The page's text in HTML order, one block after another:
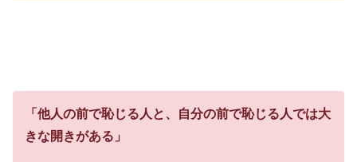
「他人の前で恥じる人と、自分の前で恥じる人では大
きな開きがある」